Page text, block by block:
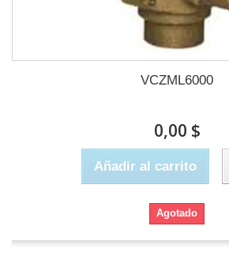
VCZML6000
0,00 $
Añadir al carrito
Agotado